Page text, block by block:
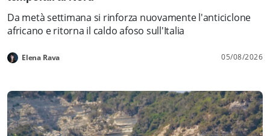
Da metà settimana si rinforza nuovamente l'anticiclone
africano e ritorna il caldo afoso sull'Italia
Elena Rava 05/08/2026